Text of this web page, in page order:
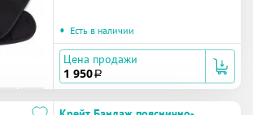
• Есть в наличии
Цена продажи
1 950 a